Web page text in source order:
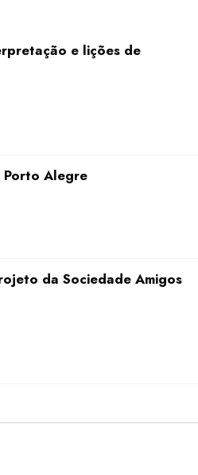
e lições de
Porto Alegre
da Sociedade Amigos